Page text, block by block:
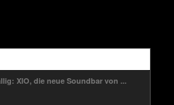
XIO, die neue Soundbar von ...